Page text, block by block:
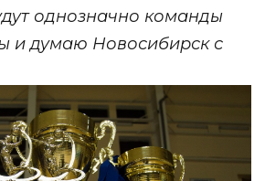
однозначно команды
и думаю Новосибирск с